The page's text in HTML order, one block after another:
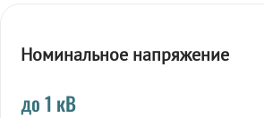
Номинальное напряжение
до 1 кВ